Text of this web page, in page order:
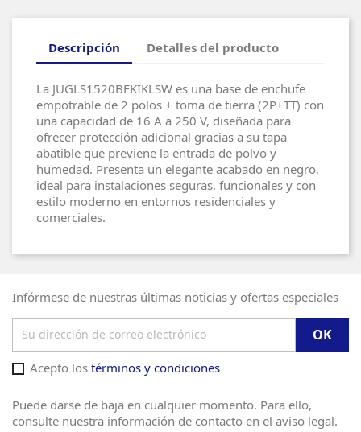
Descripción Detalles del producto
La JUGLS1520BFKIKLSW es una base de enchufe
empotrable de 2 polos + toma de tierra (2P+TT) con
una capacidad de 16 A a 250 V, diseñada para
ofrecer protección adicional gracias a su tapa
abatible que previene la entrada de polvo y
humedad. Presenta un elegante acabado en negro,
ideal para instalaciones seguras, funcionales y con
estilo moderno en entornos residenciales y
comerciales.
Infórmese de nuestras últimas noticias y ofertas especiales
Acepto los términos y condiciones
Puede darse de baja en cualquier momento. Para ello,
consulte nuestra información de contacto en el aviso legal.